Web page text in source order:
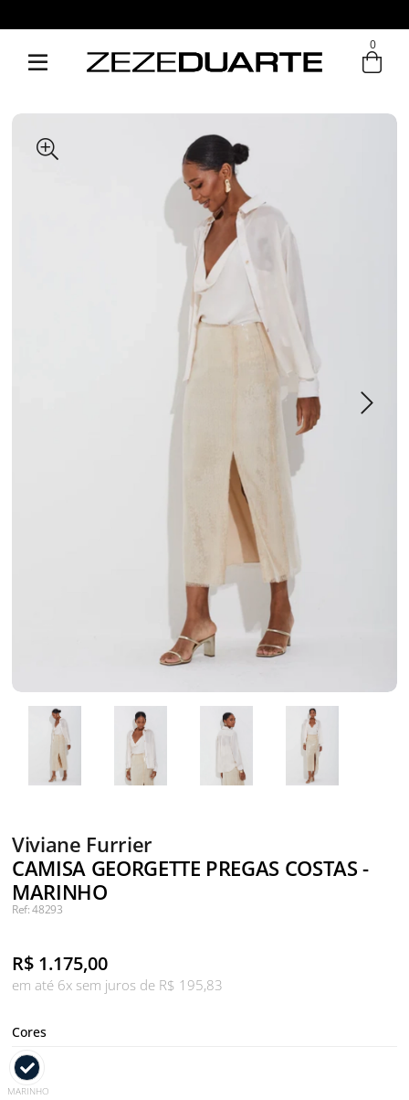
Entre com email ou cpf/cnpj
0
Viviane Furrier
CAMISA GEORGETTE PREGAS COSTAS -
MARINHO
Ref: 48293
R$ 1.175,00
em até 6x sem juros de R$ 195,83
Cores
MARINHO